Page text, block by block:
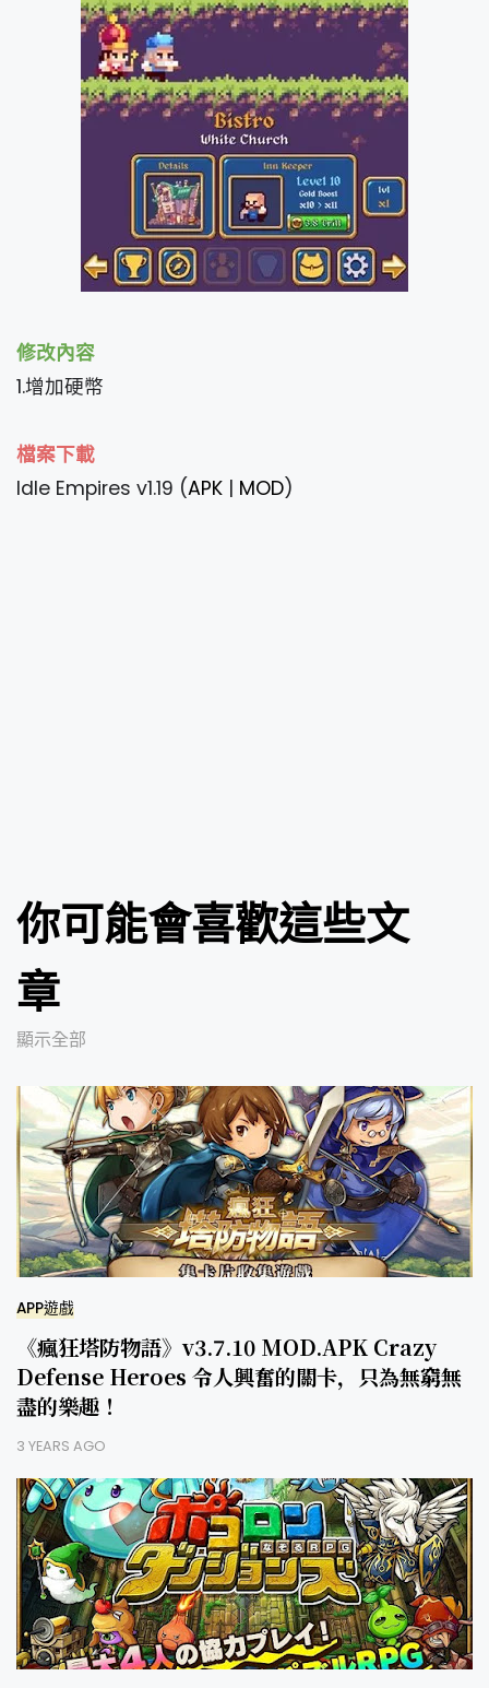
修改內容
1.增加硬幣
檔案下載
Idle Empires v1.19 (APK | MOD)
你可能會喜歡這些文
章
顯示全部
APP遊戲
《瘋狂塔防物語》v3.7.10 MOD.APK Crazy
Defense Heroes 令人興奮的關卡，只為無窮無
盡的樂趣！
3 YEARS AGO